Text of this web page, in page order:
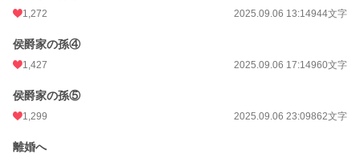
1,272 2025.09.06 13:14944文字
侯爵家の孫④
1,427 2025.09.06 17:14960文字
侯爵家の孫⑤
1,299 2025.09.06 23:09862文字
離婚へ